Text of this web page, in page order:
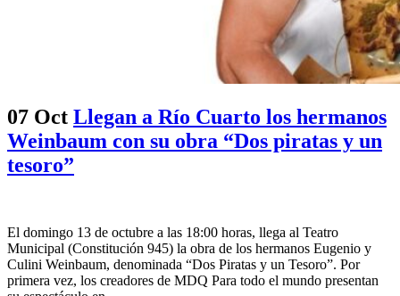
07 Oct Llegan a Río Cuarto los hermanos
Weinbaum con su obra “Dos piratas y un
tesoro”
El domingo 13 de octubre a las 18:00 horas, llega al Teatro
Municipal (Constitución 945) la obra de los hermanos Eugenio y
Culini Weinbaum, denominada “Dos Piratas y un Tesoro”. Por
primera vez, los creadores de MDQ Para todo el mundo presentan